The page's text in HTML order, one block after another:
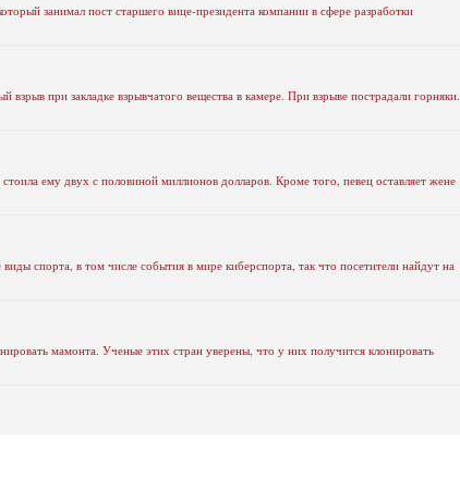
занимал пост старшего вице-президента компании в сфере разработки
при закладке взрывчатого вещества в камере. При взрыве пострадали горняки.
ему двух с половиной миллионов долларов. Кроме того, певец оставляет жене
спорта, в том числе события в мире киберспорта, так что посетители найдут на
мамонта. Ученые этих стран уверены, что у них получится клонировать